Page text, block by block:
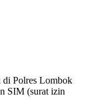
di Polres Lombok
SIM (surat izin